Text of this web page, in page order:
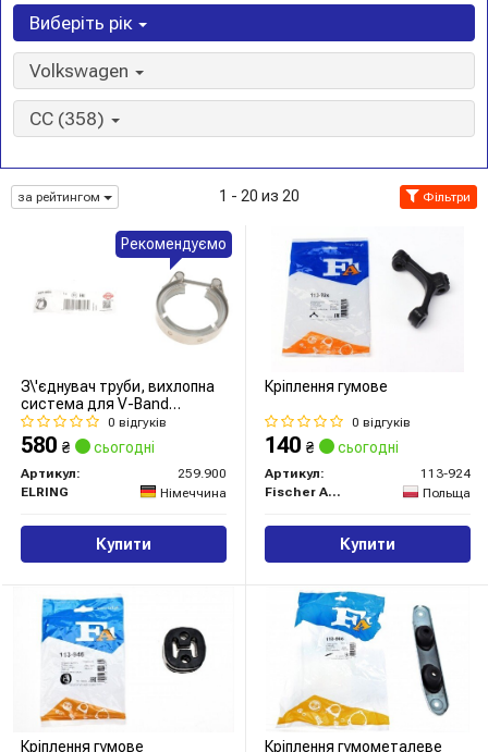
Виберіть рік
Volkswagen
CC (358)
за рейтингом 1 - 20 из 20 Фільтри
З\'єднувач труби, вихлопна
система для V-Band
з\'єднань VAG 75 мм (вир-во
Elring)
0 відгуків
580 ₴ сьогодні
Артикул:
259.900
ELRING
Німеччина
Купити
Рекомендуємо
Кріплення гумове
0 відгуків
140 ₴ сьогодні
Артикул:
113-924
Fischer Automotive One (FA1)
Польща
Купити
Кріплення гумове Кріплення гумометалеве